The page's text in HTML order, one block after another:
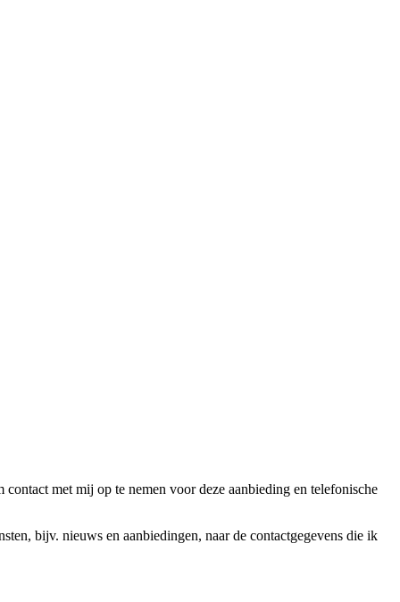
met mij op te nemen voor deze aanbieding en telefonische
bijv. nieuws en aanbiedingen, naar de contactgegevens die ik